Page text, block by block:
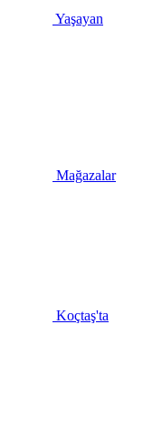
Yaşayan
Mağazalar
Koçtaş'ta